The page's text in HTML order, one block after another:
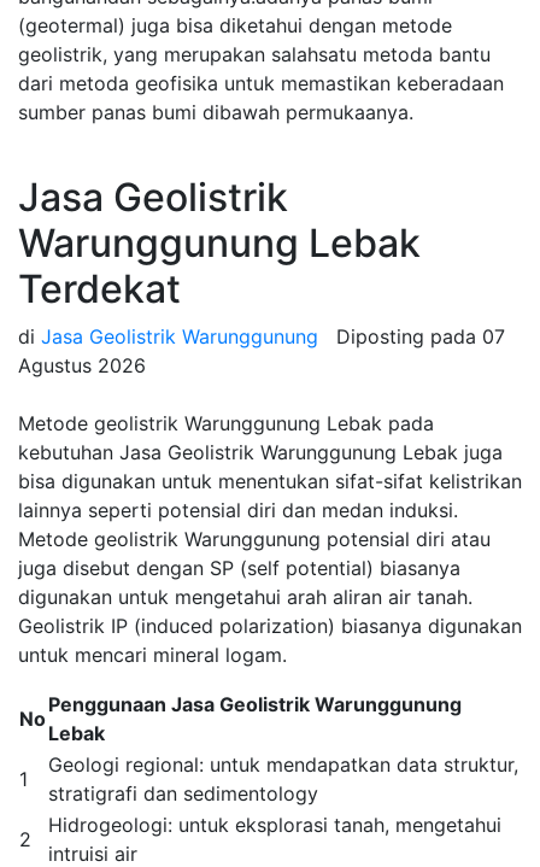
(geotermal) juga bisa diketahui dengan metode
geolistrik, yang merupakan salahsatu metoda bantu
dari metoda geofisika untuk memastikan keberadaan
sumber panas bumi dibawah permukaanya.
Jasa Geolistrik
Warunggunung Lebak
Terdekat
di Jasa Geolistrik Warunggunung Diposting pada 07
Agustus 2026
Metode geolistrik Warunggunung Lebak pada
kebutuhan Jasa Geolistrik Warunggunung Lebak juga
bisa digunakan untuk menentukan sifat-sifat kelistrikan
lainnya seperti potensial diri dan medan induksi.
Metode geolistrik Warunggunung potensial diri atau
juga disebut dengan SP (self potential) biasanya
digunakan untuk mengetahui arah aliran air tanah.
Geolistrik IP (induced polarization) biasanya digunakan
untuk mencari mineral logam.
No
Penggunaan Jasa Geolistrik Warunggunung
Lebak
1
Geologi regional: untuk mendapatkan data struktur,
stratigrafi dan sedimentology
2
Hidrogeologi: untuk eksplorasi tanah, mengetahui
intruisi air